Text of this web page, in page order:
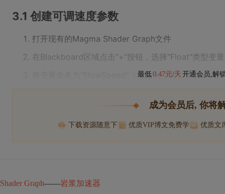
3.1 创建可调速度参数
打开现有的Magma Shader Graph文件
在Blackboard区域点击"+"按钮，选择"Float"类型变量
将变量命名为"FlowSpeed"（注意大小写） 4
最低0.47元/天 开通会员,解
成为会员后, 你将
下载资源随意下 优质VIP博文免费学 优质文
Shader Graph——岩浆加速器